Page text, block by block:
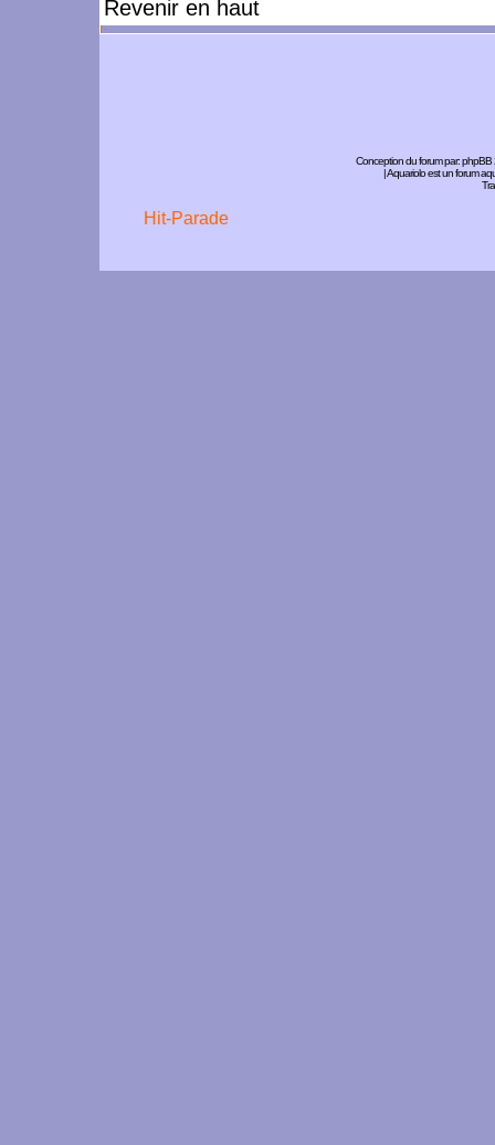
Revenir en haut
Conception du forum par:phpBB
| Aquariolo est un forum